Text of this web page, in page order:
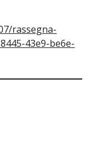
rassegna-
43e9-be6e-